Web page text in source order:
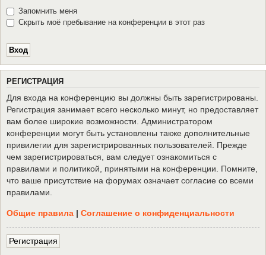
Запомнить меня
Скрыть моё пребывание на конференции в этот раз
РЕГИСТРАЦИЯ
Для входа на конференцию вы должны быть зарегистрированы.
Регистрация занимает всего несколько минут, но предоставляет
вам более широкие возможности. Администратором
конференции могут быть установлены также дополнительные
привилегии для зарегистрированных пользователей. Прежде
чем зарегистрироваться, вам следует ознакомиться с
правилами и политикой, принятыми на конференции. Помните,
что ваше присутствие на форумах означает согласие со всеми
правилами.
Общие правила | Соглашение о конфиденциальности
Регистрация